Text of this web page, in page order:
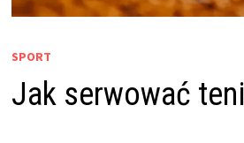
SPORT
Jak serwować